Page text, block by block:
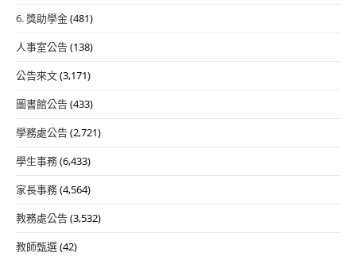
6. 獎助學金(481)
人事室公告(138)
公告來文(3,171)
圖書館公告(433)
學務處公告(2,721)
學生事務(6,433)
家長事務(4,564)
教務處公告(3,532)
教師甄選(42)